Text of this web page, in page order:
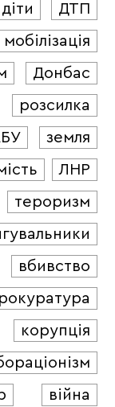
діти
ДТП
мобілізація
Донбас
розсилка
земля
ЛНР
тероризм
вбивство
корупція
війна